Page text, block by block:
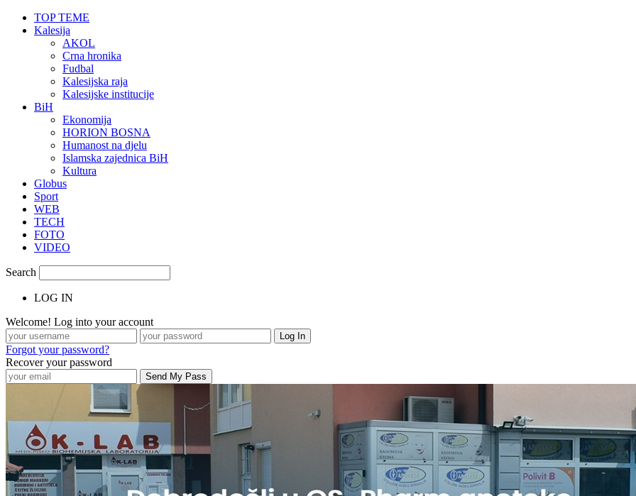
TOP TEME
Kalesija
AKOL
Crna hronika
Fudbal
Kalesijska raja
Kalesijske institucije
BiH
Ekonomija
HORION BOSNA
Humanost na djelu
Islamska zajednica BiH
Kultura
Globus
Sport
WEB
TECH
FOTO
VIDEO
Search
LOG IN
Welcome! Log into your account
Forgot your password?
Recover your password